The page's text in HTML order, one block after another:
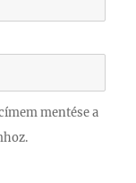
mentése a